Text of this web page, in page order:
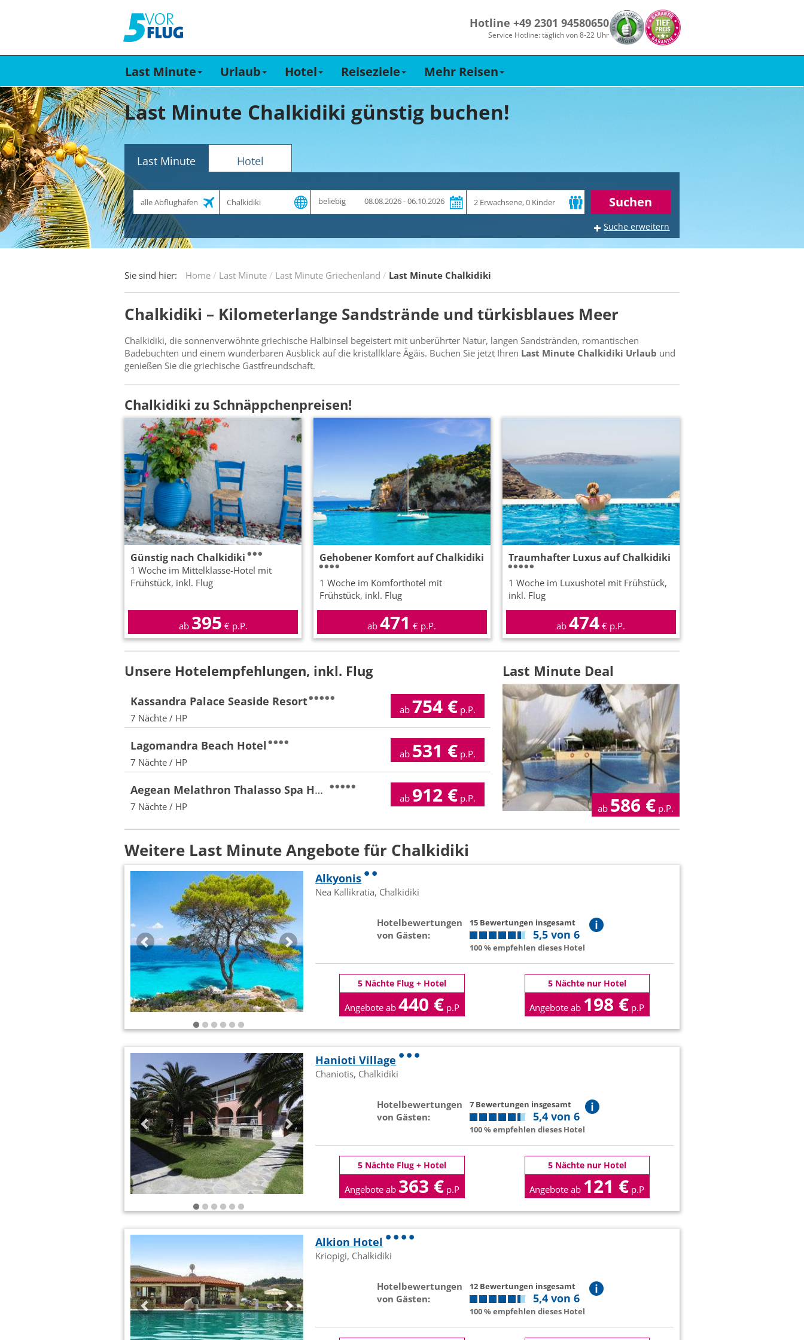
Hotline +49 2301 94580650
Service Hotline: täglich von 8-22 Uhr
Last Minute Urlaub Hotel Reiseziele Mehr Reisen
Last Minute Chalkidiki günstig buchen!
Last Minute Hotel
Abflughafen
Zeitraum
beliebig 08.08.2026 - 06.10.2026 Suchen
Suche erweitern
Sie sind hier: Home Last Minute Last Minute Griechenland Last Minute Chalkidiki
Chalkidiki – Kilometerlange Sandstrände und türkisblaues Meer
Chalkidiki, die sonnenverwöhnte griechische Halbinsel begeistert mit unberührter Natur, langen Sandstränden, romantischen
Badebuchten und einem wunderbaren Ausblick auf die kristallklare Ägäis. Buchen Sie jetzt Ihren Last Minute Chalkidiki Urlaub und
genießen Sie die griechische Gastfreundschaft.
Chalkidiki zu Schnäppchenpreisen!
Günstig nach Chalkidiki
1 Woche im Mittelklasse-Hotel mit
Frühstück, inkl. Flug
ab 395 € p.P.
Gehobener Komfort auf Chalkidiki
1 Woche im Komforthotel mit
Frühstück, inkl. Flug
ab471 € p.P.
Traumhafter Luxus auf Chalkidiki
1 Woche im Luxushotel mit Frühstück,
inkl. Flug
ab474 € p.P.
Unsere Hotelempfehlungen, inkl. Flug
Kassandra Palace Seaside Resort
7 Nächte / HP
ab 754€ p.P.
Lagomandra Beach Hotel
7 Nächte / HP
ab 531 € p.P.
Aegean Melathron Thalasso Spa Hotel
7 Nächte / HP
ab 912€ p.P.
Last Minute Deal
ab 586€ p.P.
Weitere Last Minute Angebote für Chalkidiki
Alkyonis
Nea Kallikratia, Chalkidiki
Hotelbewertungen
von Gästen:
15 Bewertungen insgesamt
5,5 von 6
100 % empfehlen dieses Hotel
5 Nächte Flug + Hotel
Angebote ab 440 € p.P
5 Nächte nur Hotel
Angebote ab 198 € p.P
Hanioti Village
Chaniotis, Chalkidiki
Hotelbewertungen
von Gästen:
7 Bewertungen insgesamt
5,4 von 6
100 % empfehlen dieses Hotel
5 Nächte Flug + Hotel
Angebote ab 363 € p.P
5 Nächte nur Hotel
Angebote ab 121 € p.P
Alkion Hotel
Kriopigi, Chalkidiki
Hotelbewertungen
von Gästen:
12 Bewertungen insgesamt
5,4 von 6
100 % empfehlen dieses Hotel